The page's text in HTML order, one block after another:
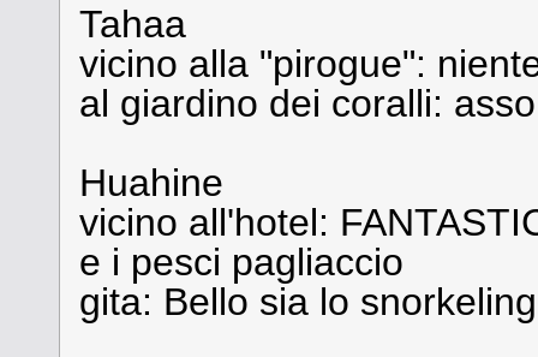
Tahaa
vicino alla "pirogue":
al giardino dei coralli:
Huahine
vicino all'hotel:
e i pesci pagliaccio
gita: Bello sia lo